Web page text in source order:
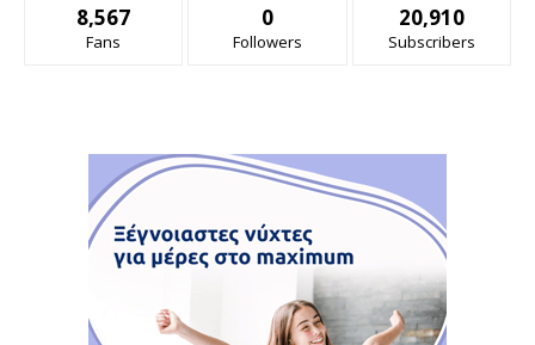
8,567
Fans
0
Followers
20,910
Subscribers